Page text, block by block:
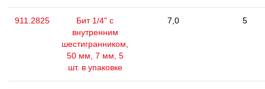
911.2825
Бит 1/4" с
внутренним
шестигранником,
50 мм, 7 мм, 5
шт. в упаковке
7,0 5